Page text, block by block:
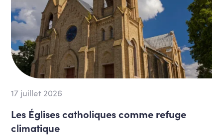
17 juillet 2026
Les Églises catholiques comme refuge
climatique